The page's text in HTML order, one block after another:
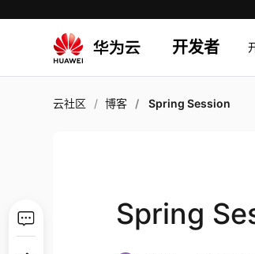
开发者
云社区 博客 Spring Session
Spring